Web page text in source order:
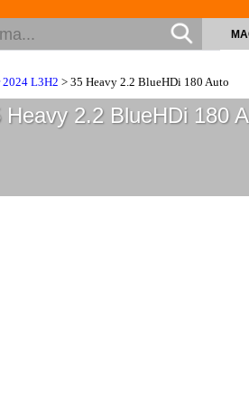
2024 L3H2 > 35 Heavy 2.2 BlueHDi 180 Auto
2.2 BlueHDi 180